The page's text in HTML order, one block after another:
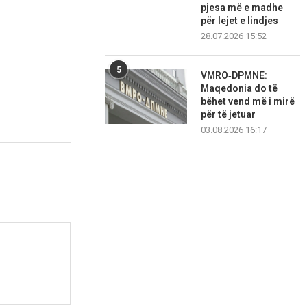
pjesa më e madhe
për lejet e lindjes
28.07.2026 15:52
5
VMRO‑DPMNE:
Maqedonia do të
bëhet vend më i mirë
për të jetuar
03.08.2026 16:17